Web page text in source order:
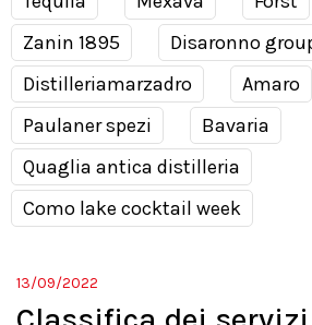
Zanin 1895
Disaronno
Distilleriamarzadro
Amaro
Paulaner spezi
Bavaria
Quaglia antica distilleria
Como lake cocktail week
13/09/2022